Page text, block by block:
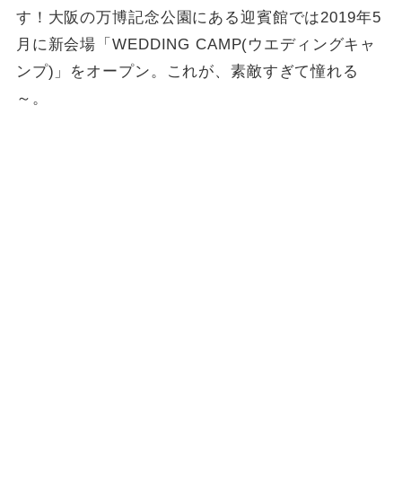
す！大阪の万博記念公園にある迎賓館では2019年5
月に新会場「WEDDING CAMP(ウエディングキャ
ンプ)」をオープン。これが、素敵すぎて憧れる
～。